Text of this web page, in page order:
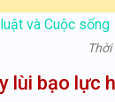
và Cuộc sống
lùi bạo lực